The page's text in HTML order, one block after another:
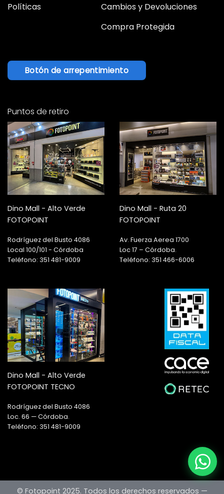
Políticas
Cambios y Devoluciones
Compra Protegida
Botón de arrepentimiento
Puntos de retiro
Dino Mall - Alto Verde
FOTOPOINT
Rodríguez del Busto 4086
Local 100/101 - Córdoba
Teléfono: 351 481-9009
Dino Mall - Ruta 20
FOTOPOINT
Av. Fuerza Aerea 1700
Loc 17 – Córdoba.
Teléfono: 351 466-6006
Dino Mall - Alto Verde
FOTOPOINT TECNO
Rodríguez del Busto 4086
Loc. 66 — Córdoba.
Teléfono: 351 481-9009
© Fotopoint 2025. Todos los derechos reservados —